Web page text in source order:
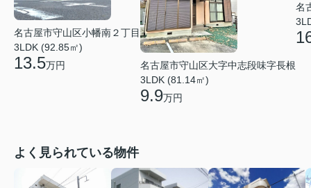
名古屋市守山区小幡南２丁目
3LDK (92.85㎡)
13.5万円
名古屋市守山区大字中志段味字長根
3LDK (81.14㎡)
9.9万円
名
よく見られている物件